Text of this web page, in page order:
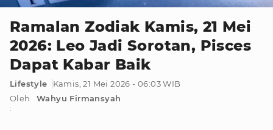
Ramalan Zodiak Kamis, 21 Mei
2026: Leo Jadi Sorotan, Pisces
Dapat Kabar Baik
Lifestyle
Kamis, 21 Mei 2026 - 06:03 WIB
Oleh
:
Wahyu Firmansyah